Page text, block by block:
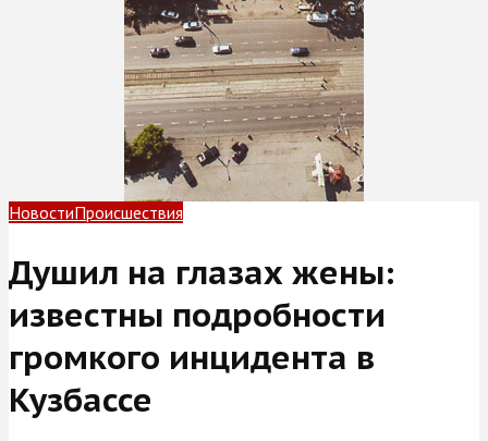
НовостиПроисшествия
Душил на глазах жены:
известны подробности
громкого инцидента в
Кузбассе